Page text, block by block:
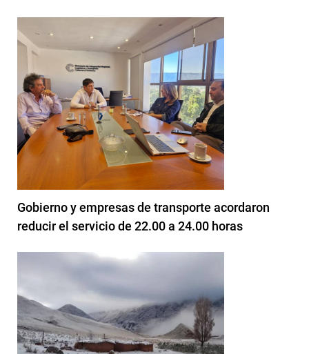
Gobierno y empresas de transporte acordaron
reducir el servicio de 22.00 a 24.00 horas